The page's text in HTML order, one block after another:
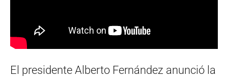
El presidente Alberto Fernández anunció la